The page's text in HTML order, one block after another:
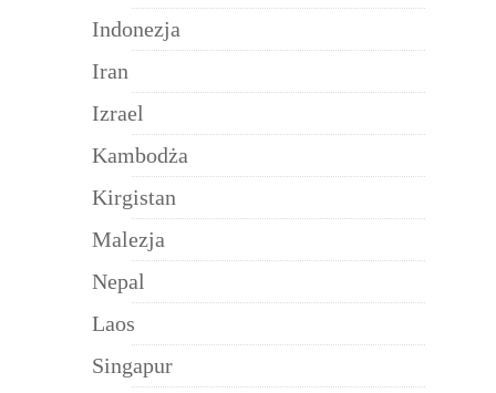
Indonezja
Iran
Izrael
Kambodża
Kirgistan
Malezja
Nepal
Laos
Singapur